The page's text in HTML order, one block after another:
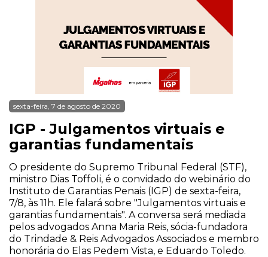
sexta-feira, 7 de agosto de 2020
IGP - Julgamentos virtuais e
garantias fundamentais
O presidente do Supremo Tribunal Federal (STF),
ministro Dias Toffoli, é o convidado do webinário do
Instituto de Garantias Penais (IGP) de sexta-feira,
7/8, às 11h. Ele falará sobre "Julgamentos virtuais e
garantias fundamentais". A conversa será mediada
pelos advogados Anna Maria Reis, sócia-fundadora
do Trindade & Reis Advogados Associados e membro
honorária do Elas Pedem Vista, e Eduardo Toledo.